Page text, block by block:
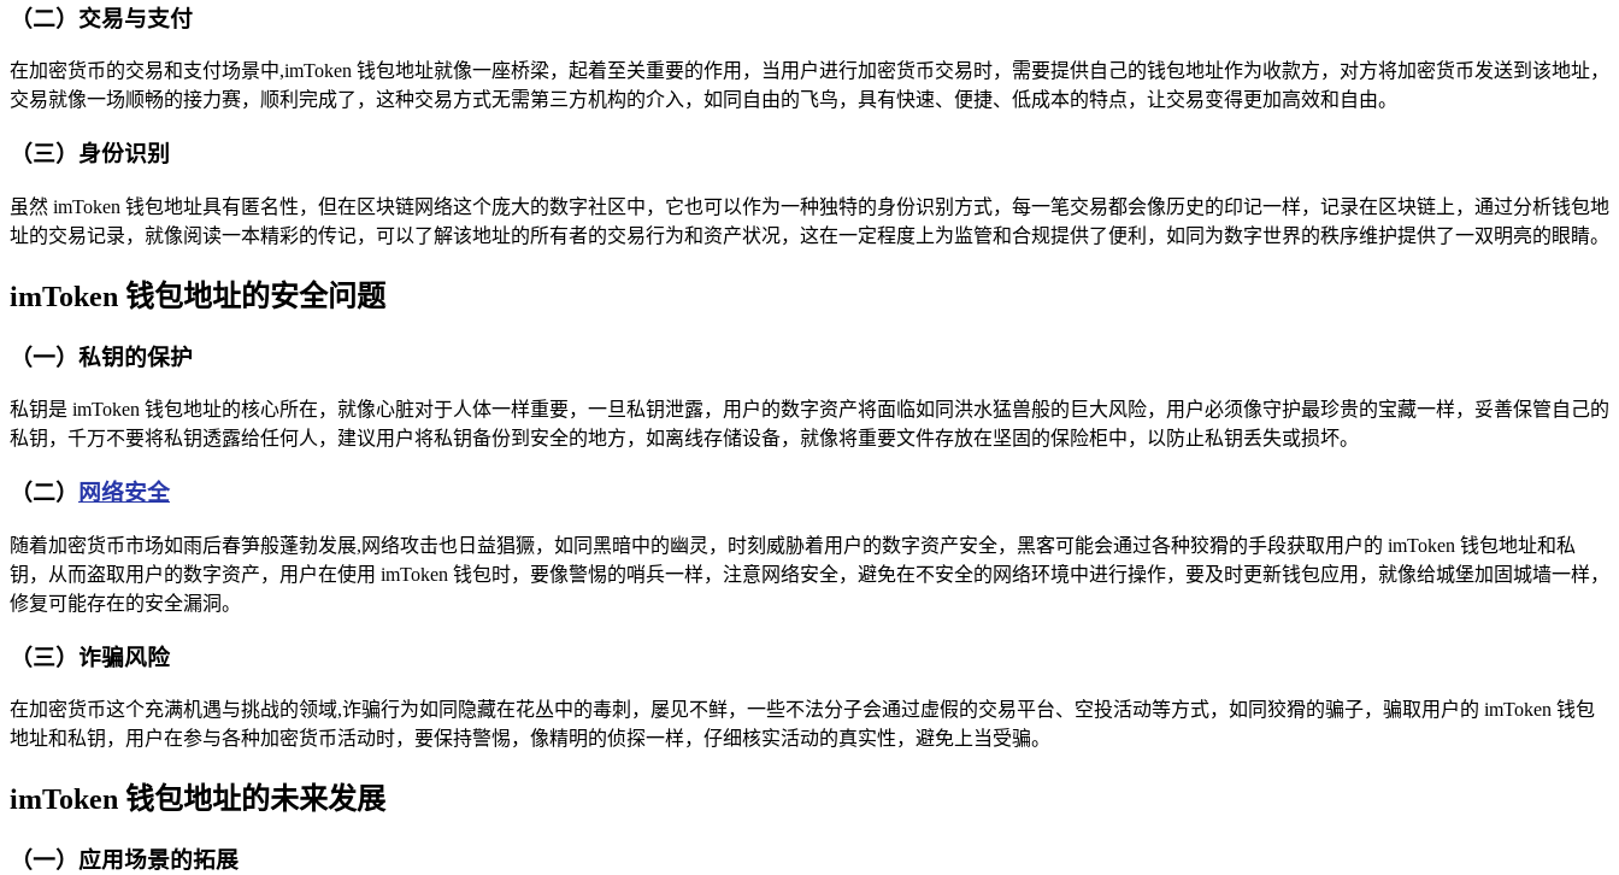
（二）交易与支付
在加密货币的交易和支付场景中,imToken 钱包地址就像一座桥梁，起着至关重要的作用，当用户进行加密货币交易时，需要提供自己的钱包地址作为收款方，对方将加密货币发送到该地址，
交易就像一场顺畅的接力赛，顺利完成了，这种交易方式无需第三方机构的介入，如同自由的飞鸟，具有快速、便捷、低成本的特点，让交易变得更加高效和自由。
（三）身份识别
虽然 imToken 钱包地址具有匿名性，但在区块链网络这个庞大的数字社区中，它也可以作为一种独特的身份识别方式，每一笔交易都会像历史的印记一样，记录在区块链上，通过分析钱包地
址的交易记录，就像阅读一本精彩的传记，可以了解该地址的所有者的交易行为和资产状况，这在一定程度上为监管和合规提供了便利，如同为数字世界的秩序维护提供了一双明亮的眼睛。
imToken 钱包地址的安全问题
（一）私钥的保护
私钥是 imToken 钱包地址的核心所在，就像心脏对于人体一样重要，一旦私钥泄露，用户的数字资产将面临如同洪水猛兽般的巨大风险，用户必须像守护最珍贵的宝藏一样，妥善保管自己的
私钥，千万不要将私钥透露给任何人，建议用户将私钥备份到安全的地方，如离线存储设备，就像将重要文件存放在坚固的保险柜中，以防止私钥丢失或损坏。
（二） 网络安全
随着加密货币市场如雨后春笋般蓬勃发展,网络攻击也日益猖獗，如同黑暗中的幽灵，时刻威胁着用户的数字资产安全，黑客可能会通过各种狡猾的手段获取用户的 imToken 钱包地址和私
钥，从而盗取用户的数字资产，用户在使用 imToken 钱包时，要像警惕的哨兵一样，注意网络安全，避免在不安全的网络环境中进行操作，要及时更新钱包应用，就像给城堡加固城墙一样，
修复可能存在的安全漏洞。
（三）诈骗风险
在加密货币这个充满机遇与挑战的领域,诈骗行为如同隐藏在花丛中的毒刺，屡见不鲜，一些不法分子会通过虚假的交易平台、空投活动等方式，如同狡猾的骗子，骗取用户的 imToken 钱包
地址和私钥，用户在参与各种加密货币活动时，要保持警惕，像精明的侦探一样，仔细核实活动的真实性，避免上当受骗。
imToken 钱包地址的未来发展
（一）应用场景的拓展